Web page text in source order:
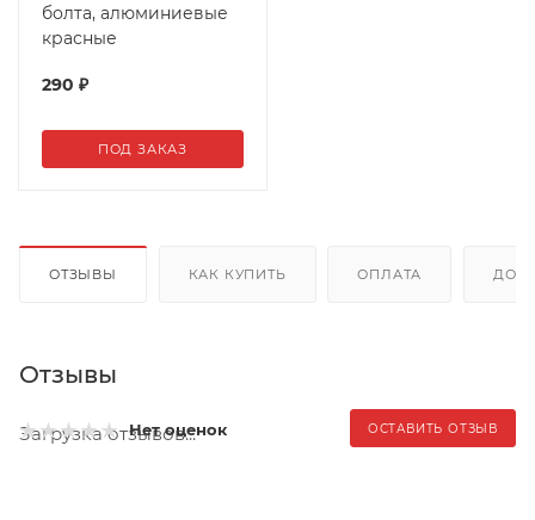
болта, алюминиевые
красные
290 ₽
ПОД ЗАКАЗ
ОТЗЫВЫ КАК КУПИТЬ ОПЛАТА
Отзывы
Нет оценок ОСТАВИТЬ ОТЗЫВ
Загрузка отзывов...